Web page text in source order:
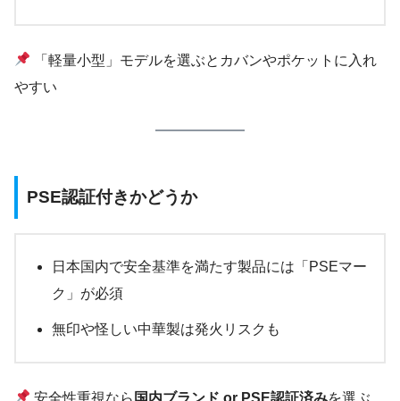
「軽量小型」モデルを選ぶとカバンやポケットに入れ
やすい
PSE認証付きかどうか
日本国内で安全基準を満たす製品には「PSEマー
ク」が必須
無印や怪しい中華製は発火リスクも
安全性重視なら 国内ブランド or PSE認証済みを選ぶ